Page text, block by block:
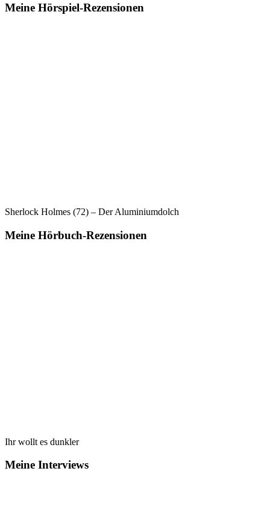
Meine Hörspiel-Rezensionen
Sherlock Holmes (72) – Der Aluminiumdolch
Meine Hörbuch-Rezensionen
Ihr wollt es dunkler
Meine Interviews